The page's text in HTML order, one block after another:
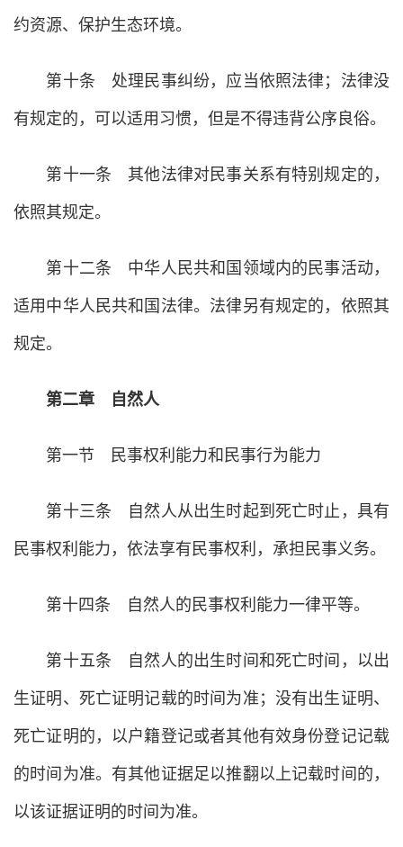
约资源、保护生态环境。
第十条 处理民事纠纷，应当依照法律；法律没
有规定的，可以适用习惯，但是不得违背公序良俗。
第十一条 其他法律对民事关系有特别规定的，
依照其规定。
第十二条 中华人民共和国领域内的民事活动，
适用中华人民共和国法律。法律另有规定的，依照其
规定。
第二章 自然人
第一节 民事权利能力和民事行为能力
第十三条 自然人从出生时起到死亡时止，具有
民事权利能力，依法享有民事权利，承担民事义务。
第十四条 自然人的民事权利能力一律平等。
第十五条 自然人的出生时间和死亡时间，以出
生证明、死亡证明记载的时间为准；没有出生证明、
死亡证明的，以户籍登记或者其他有效身份登记记载
的时间为准。有其他证据足以推翻以上记载时间的，
以该证据证明的时间为准。